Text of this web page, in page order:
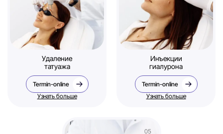
Удаление
татуажа
Termin-online
Узнать больше
Инъекции
гиалурона
Termin-online
Узнать больше